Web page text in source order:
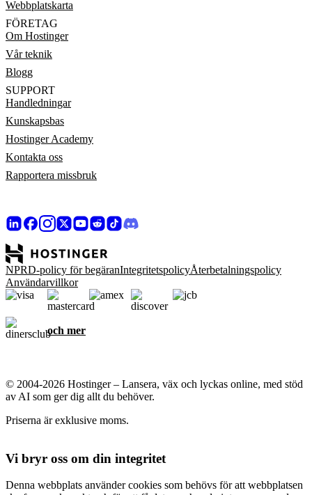
Webbplatskarta
FÖRETAG
Om Hostinger
Vår teknik
Blogg
SUPPORT
Handledningar
Kunskapsbas
Hostinger Academy
Kontakta oss
Rapportera missbruk
NPRD-policy för begäranIntegritetspolicyÅterbetalningspolicy
Användarvillkor
och mer
© 2004-2026 Hostinger – Lansera, väx och lyckas online, med stöd
av AI som ger dig allt du behöver.
Priserna är exklusive moms.
Vi bryr oss om din integritet
Denna webbplats använder cookies som behövs för att webbplatsen